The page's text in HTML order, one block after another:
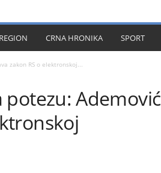
REGION CRNA HRONIKA SPORT
zakon RS o elektronskoj...
potezu: Ademović